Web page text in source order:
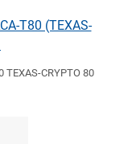
CRYPTO 80